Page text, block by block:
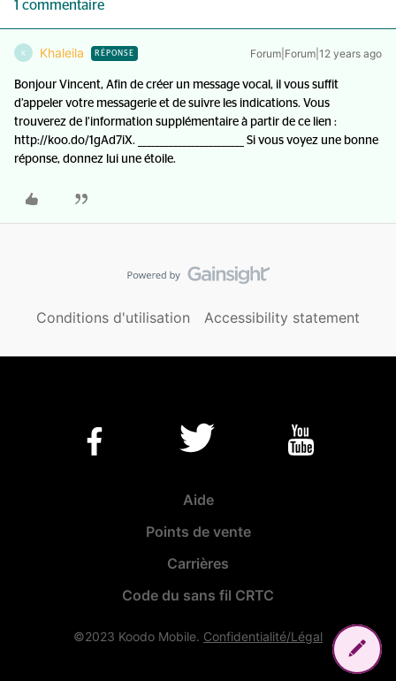
1 commentaire
K Khaleila RÉPONSE Forum|Forum|12 years ago
Bonjour Vincent, Afin de créer un message vocal, il vous suffit
d’appeler votre messagerie et de suivre les indications. Vous
trouverez de l’information supplémentaire à partir de ce lien :
http://koo.do/1gAd7iX. ________________________ Si vous voyez une bonne
réponse, donnez lui une étoile.
Conditions d'utilisation Accessibility statement
Aide
Points de vente
Carrières
Code du sans fil CRTC
©2023 Koodo Mobile. Confidentialité/Légal